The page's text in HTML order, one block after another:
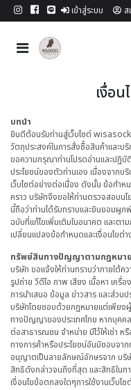
เข้าสู่ระบบ
เงื่อน
บทนำ
ยินดีต้อนรับท่านสู่เว็บไซต์
วัตถุประสงค์ในการสั่งซื้อสินค้าและบ
ขอความกรุณาท่านโปรดอ่านและปฏิบั
ประโยชน์ของตัวท่านเอง เนื่องจาก
เว็บไซต์อย่างต่อเนื่อง ดังนั้น ข้อกำห
คราว บริษัทจึงขอให้ท่านตรวจสอบนโ
นี้ถือว่าท่านได้รับทราบและยินยอมผูก
ฉบับที่แก้ไขเพิ่มเติมในอนาคต และต
เปลี่ยนแปลงข้อกำหนดและเงื่อนไขต่
ทรัพย์สินทางปัญญาตามกฎหมาย
บริษัท ขอแจ้งให้ท่านทราบว่าภายใต้
รูปถ่าย วีดีโอ ภาพ เสียง เนื้อหา เครื่
การนำเสนอ ข้อมูล ข่าวสาร และส่ว
บริษัทโดยชอบด้วยกฎหมายแต่เพียง
ทางปัญญาของประเทศไทย หากบุค
ต่อสาธารณชน จำหน่าย มีไว้ให้เช่า ห
ทางการค้าหรือประโยชน์อันมิชอบจ
อนุญาตเป็นลายลักษณ์อักษรจาก บริ
สิทธิดังกล่าวจนถึงที่สุด และสิทธิในก
เงื่อนไขข้อตกลงใดๆการใช้งานเว็บไซ